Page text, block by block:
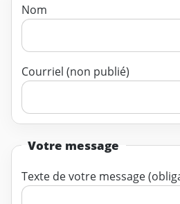
Nom
Courriel (non publié)
Votre message
Texte de votre